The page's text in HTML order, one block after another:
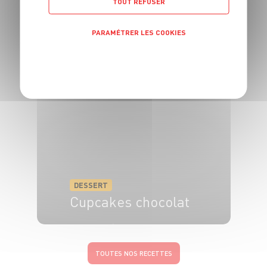
Cake aux
raisins
DESSERT
Cupcakes chocolat
TOUTES NOS RECETTES
PARAMÉTRER LES COOKIES